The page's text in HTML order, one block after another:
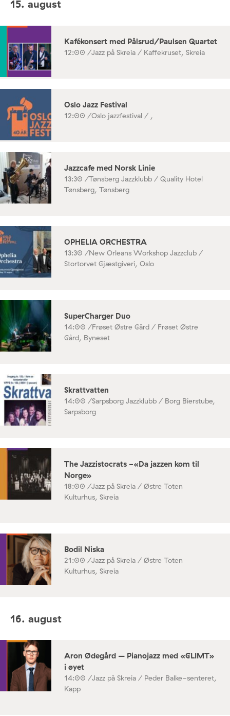
15. august
Kafékonsert med Pålsrud/Paulsen Quartet
12:00 /Jazz på Skreia / Kaffekruset, Skreia
Oslo Jazz Festival
12:00 /Oslo jazzfestival / ,
Jazzcafe med Norsk Linie
13:30 /Tønsberg Jazzklubb / Quality Hotel
Tønsberg, Tønsberg
OPHELIA ORCHESTRA
13:30 /New Orleans Workshop Jazzclub /
Stortorvet Gjæstgiveri, Oslo
SuperCharger Duo
14:00 /Frøset Østre Gård / Frøset Østre
Gård, Byneset
Skrattvatten
14:00 /Sarpsborg Jazzklubb / Borg Bierstube,
Sarpsborg
The Jazzistocrats -«Da jazzen kom til
Norge»
18:00 /Jazz på Skreia / Østre Toten
Kulturhus, Skreia
Bodil Niska
21:00 /Jazz på Skreia / Østre Toten
Kulturhus, Skreia
16. august
Aron Ødegård – Pianojazz med «GLIMT»
i øyet
14:00 /Jazz på Skreia / Peder Balke-senteret,
Kapp